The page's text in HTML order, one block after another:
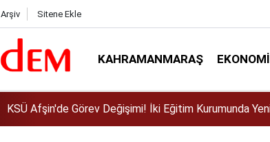
Arşiv Sitene Ekle
KAHRAMANMARAŞ EKONOMI
Funda Arar konser için Kahramanmaraş’a geliyor!